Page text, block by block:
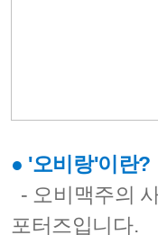
● '오비랑'이란?
- 오비맥주의
포터즈입니다.